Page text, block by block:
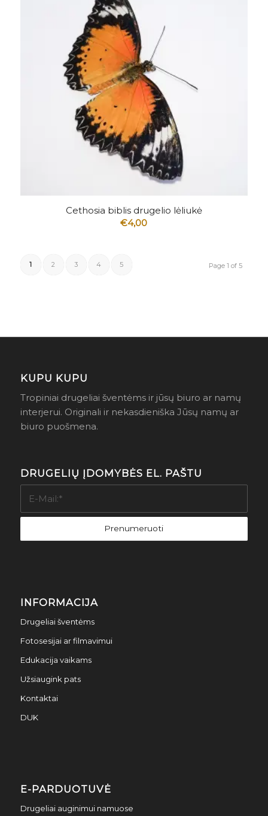
Cethosia biblis drugelio lėliukė
€4,00
Page 1 of 5
1 2 3 4 5
KUPU KUPU
Tropiniai drugeliai šventėms ir jūsų biuro ar namų
interjerui. Originali ir nekasdieniška Jūsų namų ar
biuro puošmena.
DRUGELIŲ ĮDOMYBĖS EL. PAŠTU
INFORMACIJA
Drugeliai šventėms
Fotosesijai ar filmavimui
Edukacija vaikams
Užsiaugink pats
Kontaktai
DUK
E-PARDUOTUVĖ
Drugeliai auginimui namuose